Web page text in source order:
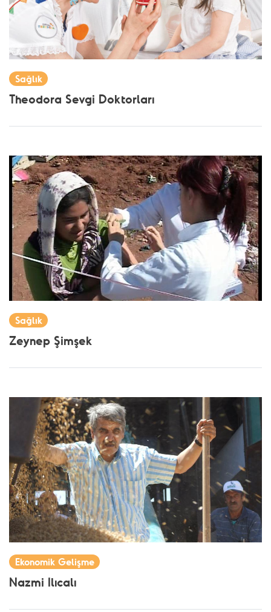
Sağlık
Theodora Sevgi Doktorları
Sağlık
Zeynep Şimşek
Ekonomik Gelişme
Nazmi Ilıcalı